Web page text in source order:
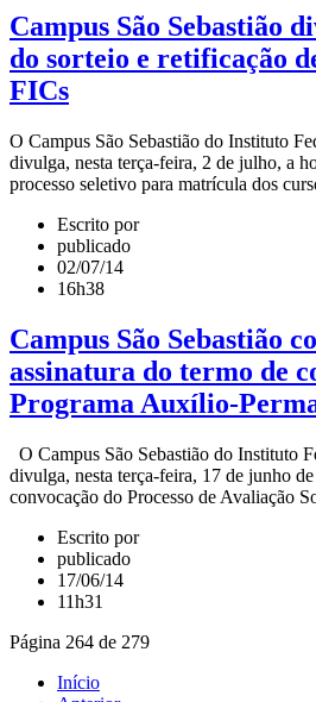
Campus São Sebastião
do sorteio e retificação
FICs
O Campus São Sebastião do Instituto
divulga, nesta terça-feira, 2 de julho, a
processo seletivo para matrícula dos
Escrito por
publicado
02/07/14
16h38
Campus São Sebastião
assinatura do termo de
Programa Auxílio-
O Campus São Sebastião do Instituto
divulga, nesta terça-feira, 17 de junho
convocação do Processo de Avaliação
Escrito por
publicado
17/06/14
11h31
Página 264 de 279
Início